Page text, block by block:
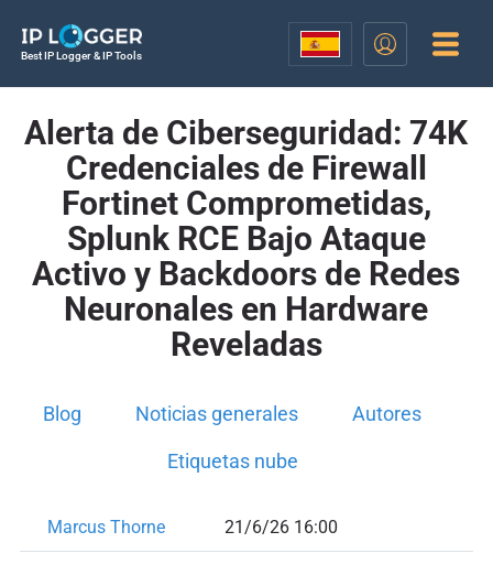
Best IP Logger & IP Tools
Alerta de Ciberseguridad: 74K
Credenciales de Firewall
Fortinet Comprometidas,
Splunk RCE Bajo Ataque
Activo y Backdoors de Redes
Neuronales en Hardware
Reveladas
Blog Noticias generales Autores
Etiquetas nube
Marcus Thorne 21/6/26 16:00